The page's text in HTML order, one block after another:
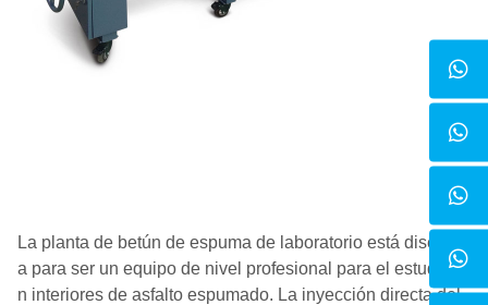
La planta de betún de espuma de laboratorio está diseñad
a para ser un equipo de nivel profesional para el estudio e
n interiores de asfalto espumado. La inyección directa del